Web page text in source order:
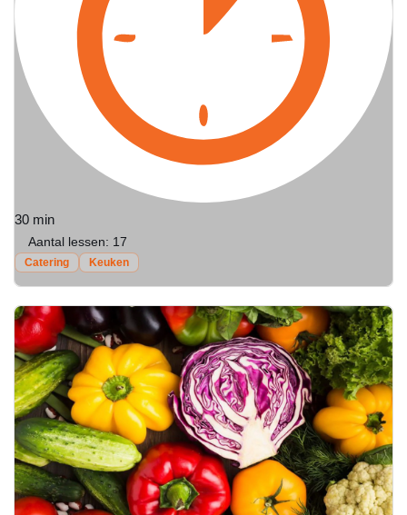
30 min
Aantal lessen: 17
Catering Keuken